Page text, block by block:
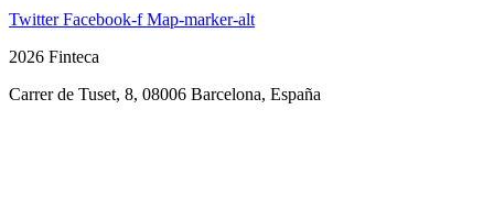
Twitter Facebook-f Map-marker-alt
2026 Finteca
Carrer de Tuset, 8, 08006 Barcelona, España